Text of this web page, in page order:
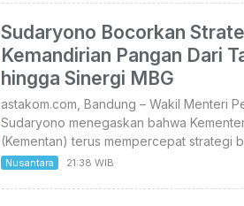
Sudaryono Bocorkan
Kemandirian Pangan Dari
hingga Sinergi MBG
astakom.com, Bandung – Wakil Menteri
Sudaryono menegaskan bahwa
(Kementan) terus mempercepat strategi
Nusantara 21:38 WIB